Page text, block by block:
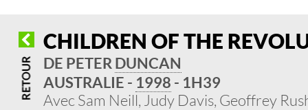
CHILDREN OF THE
DE PETER DUNCAN
AUSTRALIE - 1998 - 1H39
Avec Sam Neill, Judy Davis, Geoffrey